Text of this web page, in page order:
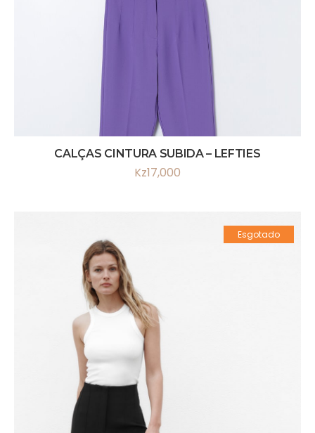
CALÇAS CINTURA SUBIDA – LEFTIES
Kz17,000
Esgotado